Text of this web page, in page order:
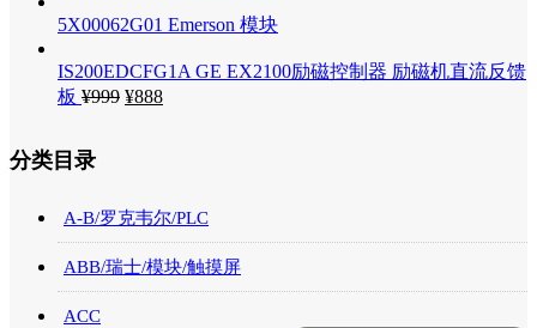
5X00062G01 Emerson 模块
IS200EDCFG1A GE EX2100励磁控制器 励磁机直流反馈
板 ¥999 ¥888
分类目录
A-B/罗克韦尔/PLC
ABB/瑞士/模块/触摸屏
ACC
可以介绍下你们的产品么